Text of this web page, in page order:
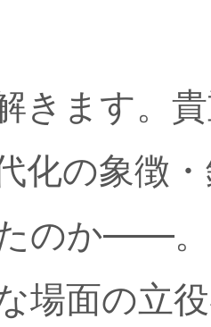
日 ■誤り
きます。
化の象徴
のか――。
場面の立